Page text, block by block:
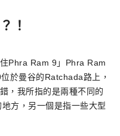
！
Phra Ram 9」Phra Ram
於曼谷的Ratchada路上，
，我所指的是兩種不同的
方，另一個是指一些大型